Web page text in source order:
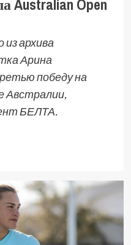
Australian Open
архива
Арина
победу на
Австралии,
БЕЛТА.